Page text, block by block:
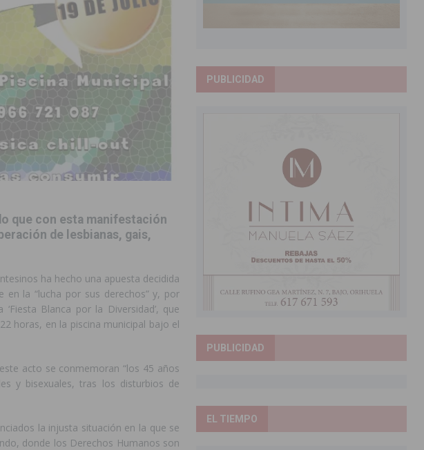
del alumnado del
TORREVIEJA
y a planificar
de violencia
y San Miguel
ORIHUELA
alicantinos, entre
Miguel de Salinas
que con esta manifestación
de lesbianas, gais,
ha hecho una apuesta decidida
la “lucha por sus derechos” y, por
Blanca por la Diversidad’, que
horas, en la piscina municipal bajo el
acto se conmemoran “los 45 años
y bisexuales, tras los disturbios de
la injusta situación en la que se
donde los Derechos Humanos son
PUBLICIDAD
PUBLICIDAD
EL TIEMPO